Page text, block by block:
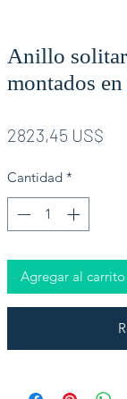
Anillo
montados
2823,45 US$
Cantidad *
Agregar al carrito